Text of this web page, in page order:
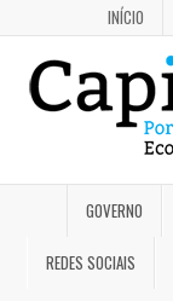
INÍCIO
GOVERNO
REDES SOCIAIS